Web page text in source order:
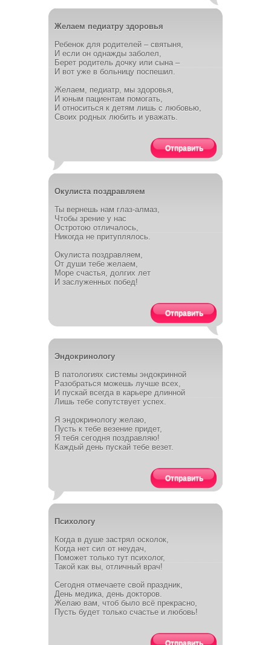
Желаем педиатру здоровья
Ребенок для родителей – святыня,
И если он однажды заболел,
Берет родитель дочку или сына –
И вот уже в больницу поспешил.
Желаем, педиатр, мы здоровья,
И юным пациентам помогать,
И относиться к детям лишь с любовью,
Своих родных любить и уважать.
Отправить
Окулиста поздравляем
Ты вернешь нам глаз-алмаз,
Чтобы зрение у нас
Остротою отличалось,
Никогда не притуплялось.
Окулиста поздравляем,
От души тебе желаем,
Море счастья, долгих лет
И заслуженных побед!
Отправить
Эндокринологу
В патологиях системы эндокринной
Разобраться можешь лучше всех,
И пускай всегда в карьере длинной
Лишь тебе сопутствует успех.
Я эндокринологу желаю,
Пусть к тебе везение придет,
Я тебя сегодня поздравляю!
Каждый день пускай тебе везет.
Отправить
Психологу
Когда в душе застрял осколок,
Когда нет сил от неудач,
Поможет только тут психолог,
Такой как вы, отличный врач!
Сегодня отмечаете свой праздник,
День медика, день докторов.
Желаю вам, чтоб было всё прекрасно,
Пусть будет только счастье и любовь!
Отправить